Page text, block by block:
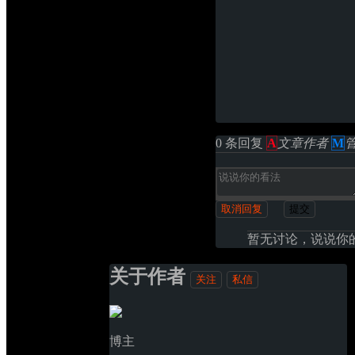
0 条回复 A 文章作者 M
取消回复 提交
暂无讨论，说说你
关于作者 关注 私信
博主